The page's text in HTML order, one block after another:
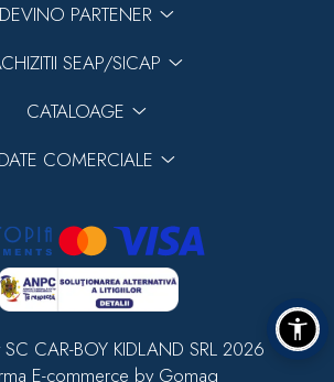
DEVINO PARTENER
SEAP/SICAP
CATALOAGE
DATE COMERCIALE
CAR-BOY KIDLAND SRL 2026
E-commerce by Gomag